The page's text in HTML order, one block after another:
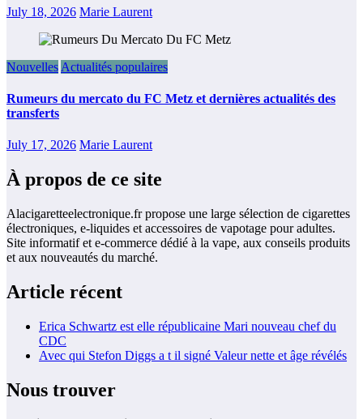
July 18, 2026 Marie Laurent
Nouvelles Actualités populaires
Rumeurs du mercato du FC Metz et dernières actualités des
transferts
July 17, 2026 Marie Laurent
À propos de ce site
Alacigaretteelectronique.fr propose une large sélection de cigarettes
électroniques, e-liquides et accessoires de vapotage pour adultes.
Site informatif et e-commerce dédié à la vape, aux conseils produits
et aux nouveautés du marché.
Article récent
Erica Schwartz est elle républicaine Mari nouveau chef du
CDC
Avec qui Stefon Diggs a t il signé Valeur nette et âge révélés
Nous trouver